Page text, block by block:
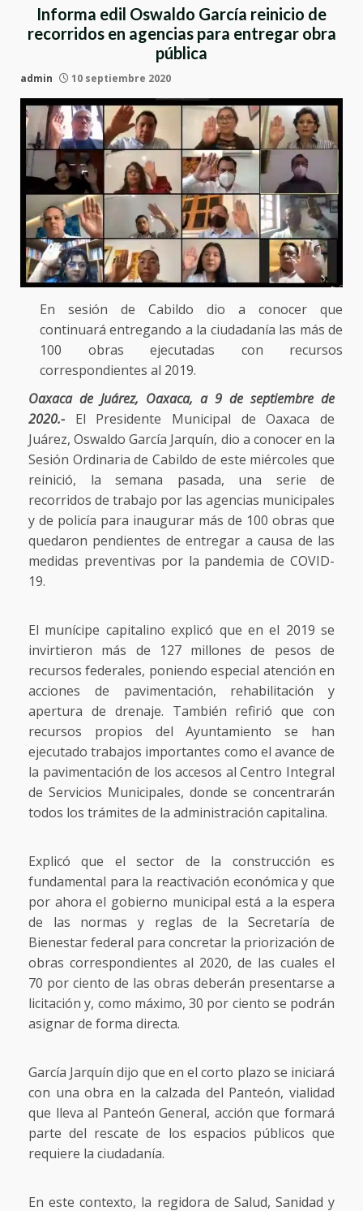
Informa edil Oswaldo García reinicio de
recorridos en agencias para entregar obra
pública
admin 10 septiembre 2020
En sesión de Cabildo dio a conocer que
continuará entregando a la ciudadanía las más de
100 obras ejecutadas con recursos
correspondientes al 2019.
Oaxaca de Juárez, Oaxaca, a 9 de septiembre de
2020.- El Presidente Municipal de Oaxaca de
Juárez, Oswaldo García Jarquín, dio a conocer en la
Sesión Ordinaria de Cabildo de este miércoles que
reinició, la semana pasada, una serie de
recorridos de trabajo por las agencias municipales
y de policía para inaugurar más de 100 obras que
quedaron pendientes de entregar a causa de las
medidas preventivas por la pandemia de COVID-
19.
El munícipe capitalino explicó que en el 2019 se
invirtieron más de 127 millones de pesos de
recursos federales, poniendo especial atención en
acciones de pavimentación, rehabilitación y
apertura de drenaje. También refirió que con
recursos propios del Ayuntamiento se han
ejecutado trabajos importantes como el avance de
la pavimentación de los accesos al Centro Integral
de Servicios Municipales, donde se concentrarán
todos los trámites de la administración capitalina.
Explicó que el sector de la construcción es
fundamental para la reactivación económica y que
por ahora el gobierno municipal está a la espera
de las normas y reglas de la Secretaría de
Bienestar federal para concretar la priorización de
obras correspondientes al 2020, de las cuales el
70 por ciento de las obras deberán presentarse a
licitación y, como máximo, 30 por ciento se podrán
asignar de forma directa.
García Jarquín dijo que en el corto plazo se iniciará
con una obra en la calzada del Panteón, vialidad
que lleva al Panteón General, acción que formará
parte del rescate de los espacios públicos que
requiere la ciudadanía.
En este contexto, la regidora de Salud, Sanidad y